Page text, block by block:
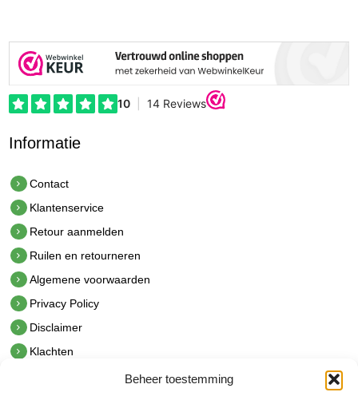
Beheer toestemming
Informatie
Contact
Klantenservice
Retour aanmelden
Ruilen en retourneren
Algemene voorwaarden
Privacy Policy
Disclaimer
Klachten